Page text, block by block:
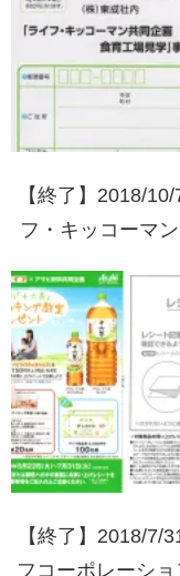
【終了】2018/10/
フ・キッコーマ
り体験と清水公園
レチック&バーベ
ご招待！
【終了】2018/7/
フコーポレーシ